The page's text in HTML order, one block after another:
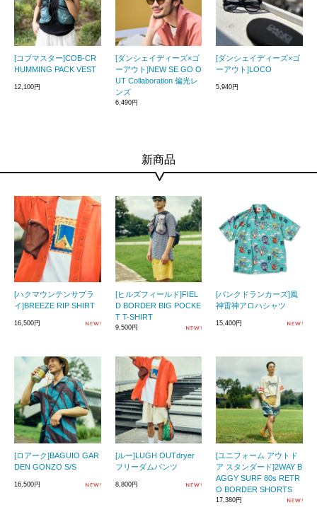
[コブマスター]COB-CR
HUMMING PACK VEST
12,100円
[ダンシェイディーズ×ゴ
ーアウト]NEW SE GO O
UT Collaboration 偏光レ
ンズ
6,490円
[ダンシェイディーズ×ゴ
ーアウト]LOCO
5,940円
新商品
[ハクマウンテンサプラ
イ]BREEZE RIP SHIRT
16,500円
[ヒルズフィールド]FIEL
D BORDER BIG POCKE
T T-SHIRT
9,500円
[パンクドランカーズ]風
神雷神アロハシャツ
15,400円
[ロアーク]BAGUIO GAR
DEN GONZO S/S
16,500円
[ルー]LUGH OUTdryer
フリーダムパンツ
8,800円
[ユニフォーム アウトド
ア スタンダード]2WAY B
AGGY SURF 80s RETR
O BORDER SHORTS
17,380円